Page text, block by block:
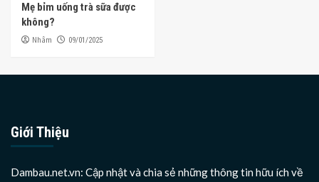
Mẹ bỉm uống trà sữa được
không?
Nhâm 09/01/2025
Giới Thiệu
Dambau.net.vn: Cập nhật và chia sẻ những thông tin hữu ích về